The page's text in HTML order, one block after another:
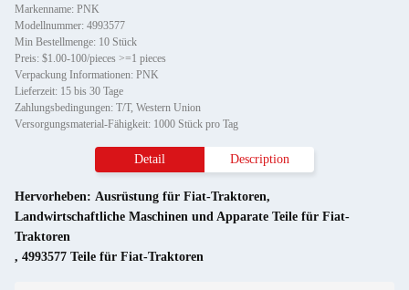
Markenname: PNK
Modellnummer: 4993577
Min Bestellmenge: 10 Stück
Preis: $1.00-100/pieces >=1 pieces
Verpackung Informationen: PNK
Lieferzeit: 15 bis 30 Tage
Zahlungsbedingungen: T/T, Western Union
Versorgungsmaterial-Fähigkeit: 1000 Stück pro Tag
Detail Description
Hervorheben: Ausrüstung für Fiat-Traktoren,
Landwirtschaftliche Maschinen und Apparate Teile für Fiat-
Traktoren
, 4993577 Teile für Fiat-Traktoren